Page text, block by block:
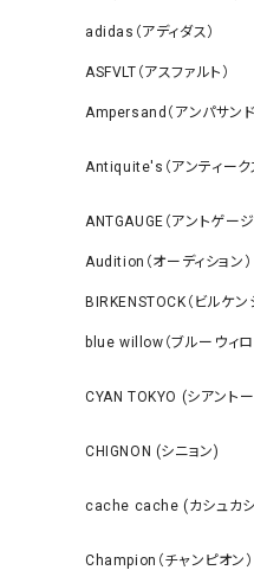
adidas（アディダス）
ASFVLT（アスファルト）
Ampersand（アンパサンド
Antiquite's（アンティーク
ANTGAUGE（アントゲージ
Audition（オーディション）
BIRKENSTOCK（ビルケン
blue willow（ブルーウィロ
CYAN TOKYO (シアント
CHIGNON (シニョン)
cache cache (カシュカ
Champion（チャンピオン）